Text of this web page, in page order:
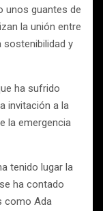
unos guantes de
la unión entre
sostenibilidad y
ha sufrido
invitación a la
la emergencia
tenido lugar la
ha contado
como Ada